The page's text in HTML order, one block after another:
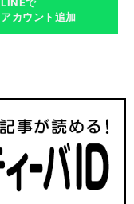
LINEで
アカウント追加